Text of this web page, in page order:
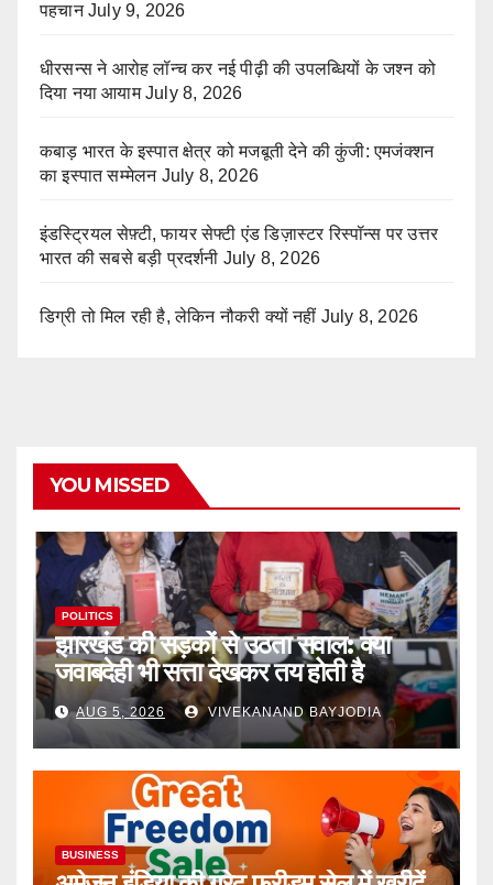
पहचान July 9, 2026
धीरसन्स ने आरोह लॉन्च कर नई पीढ़ी की उपलब्धियों के जश्न को
दिया नया आयाम July 8, 2026
कबाड़ भारत के इस्पात क्षेत्र को मजबूती देने की कुंजी: एमजंक्शन
का इस्पात सम्मेलन July 8, 2026
इंडस्ट्रियल सेफ़्टी, फायर सेफ्टी एंड डिज़ास्टर रिस्पॉन्स पर उत्तर
भारत की सबसे बड़ी प्रदर्शनी July 8, 2026
डिग्री तो मिल रही है, लेकिन नौकरी क्यों नहीं July 8, 2026
YOU MISSED
POLITICS
झारखंड की सड़कों से उठता सवाल: क्या
जवाबदेही भी सत्ता देखकर तय होती है
AUG 5, 2026 VIVEKANAND BAYJODIA
BUSINESS